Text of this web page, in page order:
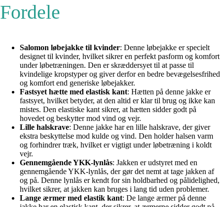
Fordele
Salomon løbejakke til kvinder: Denne løbejakke er specielt
designet til kvinder, hvilket sikrer en perfekt pasform og komfort
under løbetræningen. Den er skræddersyet til at passe til
kvindelige kropstyper og giver derfor en bedre bevægelsesfrihed
og komfort end generiske løbejakker.
Fastsyet hætte med elastisk kant: Hætten på denne jakke er
fastsyet, hvilket betyder, at den altid er klar til brug og ikke kan
mistes. Den elastiske kant sikrer, at hætten sidder godt på
hovedet og beskytter mod vind og vejr.
Lille halskrave: Denne jakke har en lille halskrave, der giver
ekstra beskyttelse mod kulde og vind. Den holder halsen varm
og forhindrer træk, hvilket er vigtigt under løbetræning i koldt
vejr.
Gennemgående YKK-lynlås: Jakken er udstyret med en
gennemgående YKK-lynlås, der gør det nemt at tage jakken af
og på. Denne lynlås er kendt for sin holdbarhed og pålidelighed,
hvilket sikrer, at jakken kan bruges i lang tid uden problemer.
Lange ærmer med elastik kant: De lange ærmer på denne